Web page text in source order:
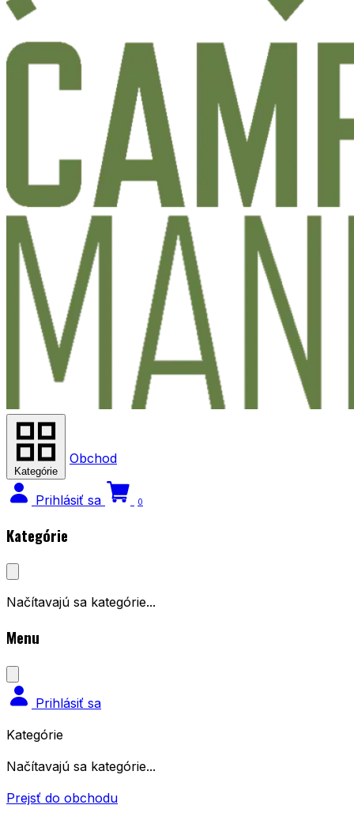
Kategórie
Obchod
Prihlásiť sa 0
Kategórie
Načítavajú sa kategórie...
Menu
Prihlásiť sa
Kategórie
Načítavajú sa kategórie...
Prejsť do obchodu